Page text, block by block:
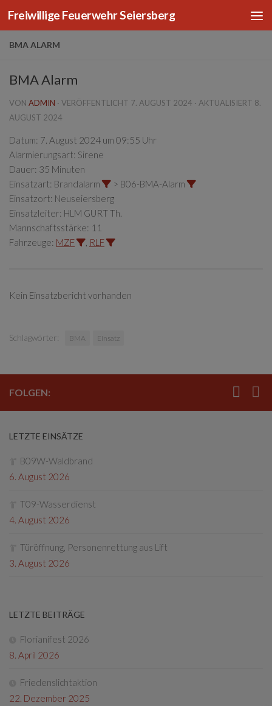
Zum Inhalt springen
Freiwillige Feuerwehr Seiersberg
BMA ALARM
BMA Alarm
VON ADMIN · VERÖFFENTLICHT 7. AUGUST 2024 · AKTUALISIERT 8.
AUGUST 2024
Datum: 7. August 2024 um 09:55 Uhr
Alarmierungsart: Sirene
Dauer: 35 Minuten
Einsatzart: Brandalarm
> B06-BMA-Alarm
Einsatzort: Neuseiersberg
Einsatzleiter: HLM GURT Th.
Mannschaftsstärke: 11
Fahrzeuge: MZF RLF
Kein Einsatzbericht vorhanden
Schlagwörter: BMA Einsatz
FOLGEN:
LETZTE EINSÄTZE
B09W-Waldbrand
6. August 2026
T09-Wasserdienst
4. August 2026
Türöffnung, Personenrettung aus Lift
3. August 2026
LETZTE BEITRÄGE
Florianifest 2026
8. April 2026
Friedenslichtaktion
22. Dezember 2025